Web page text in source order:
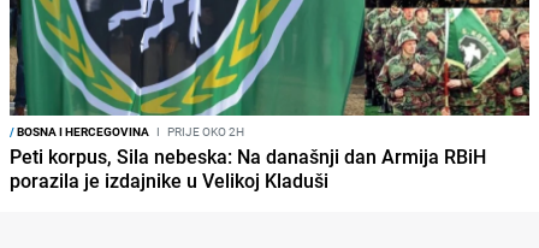
/BOSNA I HERCEGOVINA I PRIJE OKO 2H
Peti korpus, Sila nebeska: Na današnji dan Armija RBiH
porazila je izdajnike u Velikoj Kladuši